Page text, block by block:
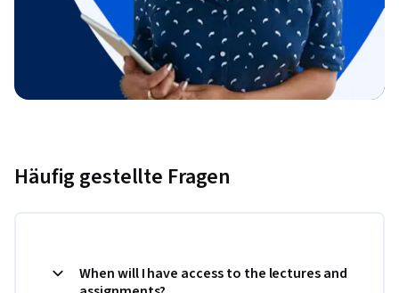
Häufig gestellte Fragen
When will I have access to the lectures and